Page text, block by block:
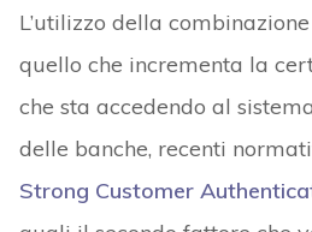
L’utilizzo della
quello che incrementa la
che sta accedendo al
delle banche, recenti
Strong Customer